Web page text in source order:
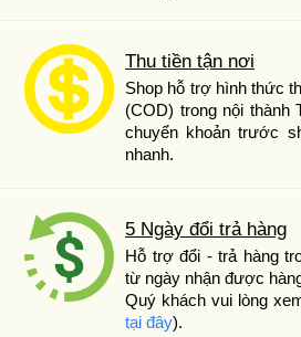
Thu tiền tận nơi
Shop hỗ trợ hình thức
(COD) trong nội thành
chuyển khoản trước
nhanh.
5 Ngày đổi trả hàng
Hỗ trợ đổi - trả hàng
từ ngày nhận được
Quý khách vui lòng
tại đây).